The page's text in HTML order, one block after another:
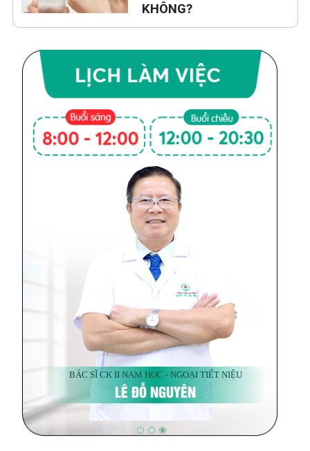
KHÔNG?
BÁC SĨ CK II NAM HỌC - NGOẠI TIẾT NIỆU
LÊ ĐỖ NGUYÊN